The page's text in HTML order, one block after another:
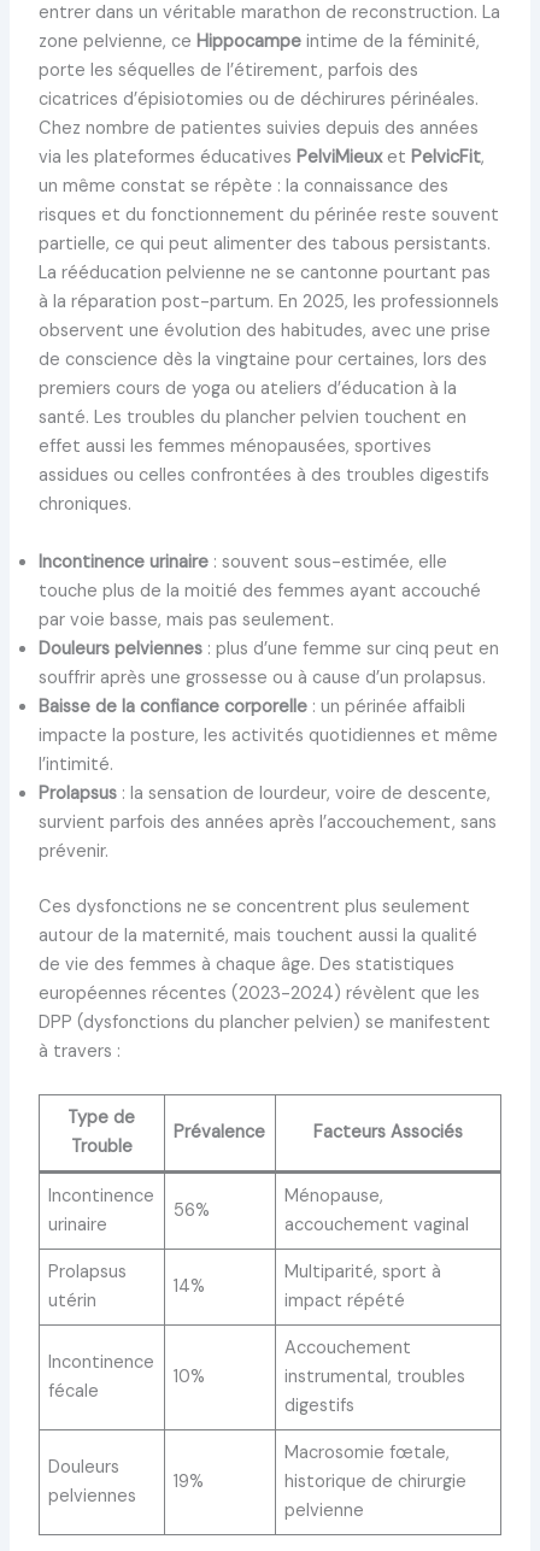
entrer dans un véritable marathon de reconstruction. La
zone pelvienne, ce Hippocampeintime de la féminité,
porte les séquelles de l’étirement, parfois des
cicatrices d’épisiotomies ou de déchirures périnéales.
Chez nombre de patientes suivies depuis des années
via les plateformes éducatives PelviMieuxet PelvicFit,
un même constat se répète : la connaissance des
risques et du fonctionnement du périnée reste souvent
partielle, ce qui peut alimenter des tabous persistants.
La rééducation pelvienne ne se cantonne pourtant pas
à la réparation post-partum. En 2025, les professionnels
observent une évolution des habitudes, avec une prise
de conscience dès la vingtaine pour certaines, lors des
premiers cours de yoga ou ateliers d’éducation à la
santé. Les troubles du plancher pelvien touchent en
effet aussi les femmes ménopausées, sportives
assidues ou celles confrontées à des troubles digestifs
chroniques.
Incontinence urinaire: souvent sous-estimée, elle
touche plus de la moitié des femmes ayant accouché
par voie basse, mais pas seulement.
Douleurs pelviennes: plus d’une femme sur cinq peut en
souffrir après une grossesse ou à cause d’un prolapsus.
Baisse de la confiance corporelle: un périnée affaibli
impacte la posture, les activités quotidiennes et même
l’intimité.
Prolapsus: la sensation de lourdeur, voire de descente,
survient parfois des années après l’accouchement, sans
prévenir.
Ces dysfonctions ne se concentrent plus seulement
autour de la maternité, mais touchent aussi la qualité
de vie des femmes à chaque âge. Des statistiques
européennes récentes (2023-2024) révèlent que les
DPP (dysfonctions du plancher pelvien) se manifestent
à travers :
Type de
Trouble
Prévalence Facteurs Associés
Incontinence
urinaire
56%
Ménopause,
accouchement vaginal
Prolapsus
utérin
14%
Multiparité, sport à
impact répété
Incontinence
fécale
10%
Accouchement
instrumental, troubles
digestifs
Douleurs
pelviennes
19%
Macrosomie fœtale,
historique de chirurgie
pelvienne